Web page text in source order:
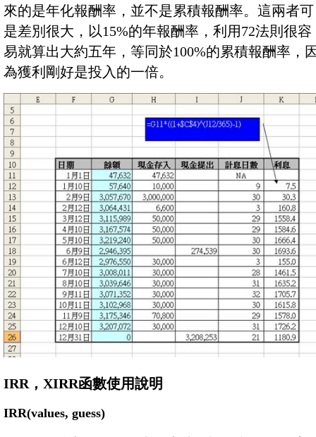
來的是年化報酬率，並不是累積報酬率。這兩者可
是差別很大，以15%的年報酬率，利用72法則很容
易就算出大約五年，等同於100%的累積報酬率，
為獲利剛好是投入的一倍。
IRR，XIRR函數使用說明
IRR(values, guess)